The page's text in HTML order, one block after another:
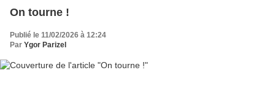
On tourne !
Publié le 11/02/2026 à 12:24
Par Ygor Parizel